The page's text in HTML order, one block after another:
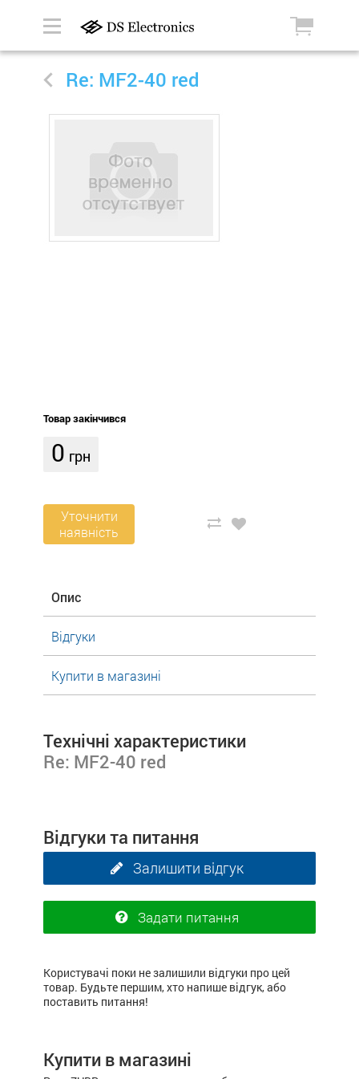
Re: MF2-40 red
Товар закінчився
0 грн
Уточнити
наявність
Опис
Відгуки
Купити в магазині
Технічні характеристики
Re: MF2-40 red
Відгуки та питання
Залишити відгук
Задати питання
Користувачі поки не залишили відгуки про цей
товар. Будьте першим, хто напише відгук, або
поставить питання!
Купити в магазині